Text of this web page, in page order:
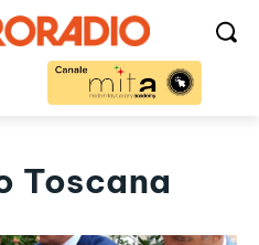
Toscana